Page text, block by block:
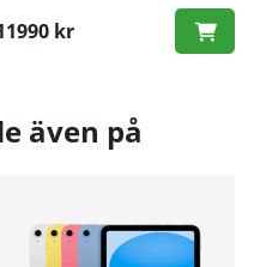
kr
även på